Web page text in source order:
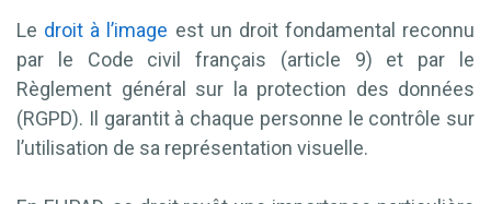
Le droit à l’image est un droit fondamental reconnu
par le Code civil français (article 9) et par le
Règlement général sur la protection des données
(RGPD). Il garantit à chaque personne le contrôle sur
l’utilisation de sa représentation visuelle.